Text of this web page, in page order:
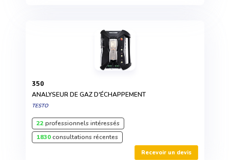
350
ANALYSEUR DE GAZ D'ÉCHAPPEMENT
TESTO
22professionnels intéressés
1830consultations récentes
Recevoir un devis